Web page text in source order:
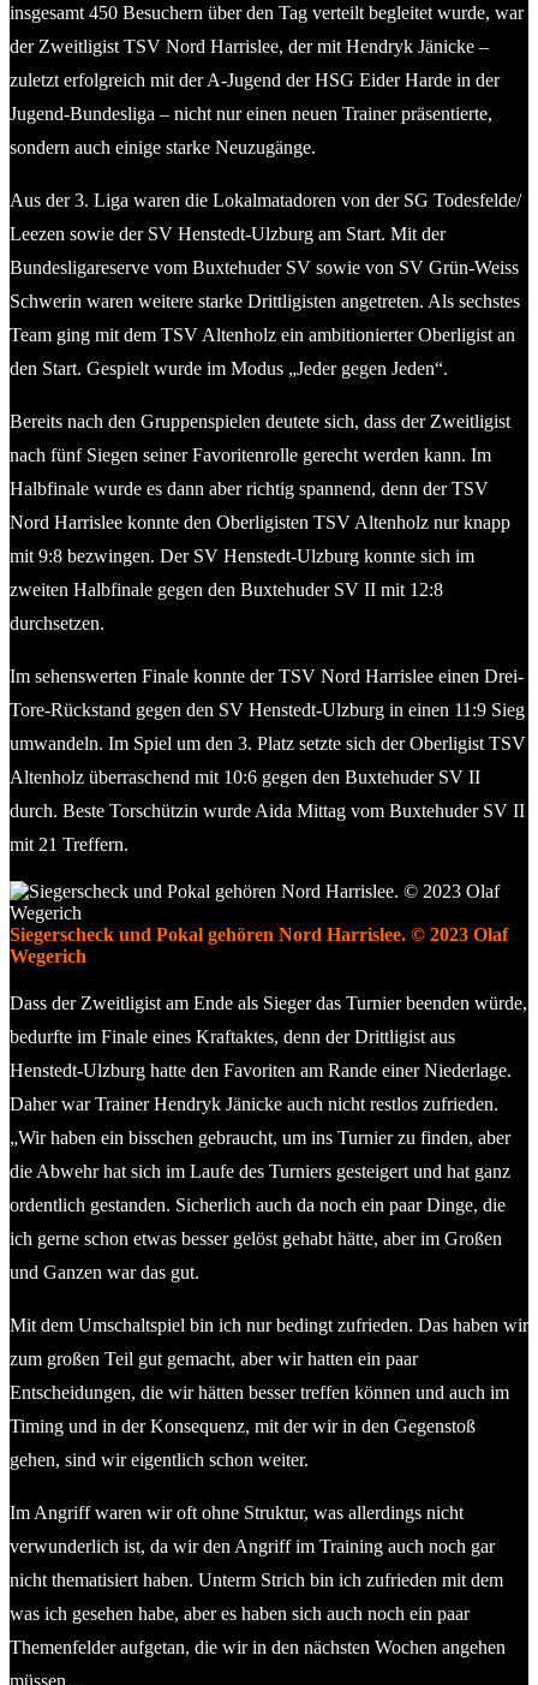
insgesamt 450 Besuchern über den Tag verteilt begleitet wurde, war
der Zweitligist TSV Nord Harrislee, der mit Hendryk Jänicke –
zuletzt erfolgreich mit der A-Jugend der HSG Eider Harde in der
Jugend-Bundesliga – nicht nur einen neuen Trainer präsentierte,
sondern auch einige starke Neuzugänge.
Aus der 3. Liga waren die Lokalmatadoren von der SG Todesfelde/
Leezen sowie der SV Henstedt-Ulzburg am Start. Mit der
Bundesligareserve vom Buxtehuder SV sowie von SV Grün-Weiss
Schwerin waren weitere starke Drittligisten angetreten. Als sechstes
Team ging mit dem TSV Altenholz ein ambitionierter Oberligist an
den Start. Gespielt wurde im Modus „Jeder gegen Jeden“.
Bereits nach den Gruppenspielen deutete sich, dass der Zweitligist
nach fünf Siegen seiner Favoritenrolle gerecht werden kann. Im
Halbfinale wurde es dann aber richtig spannend, denn der TSV
Nord Harrislee konnte den Oberligisten TSV Altenholz nur knapp
mit 9:8 bezwingen. Der SV Henstedt-Ulzburg konnte sich im
zweiten Halbfinale gegen den Buxtehuder SV II mit 12:8
durchsetzen.
Im sehenswerten Finale konnte der TSV Nord Harrislee einen Drei-
Tore-Rückstand gegen den SV Henstedt-Ulzburg in einen 11:9 Sieg
umwandeln. Im Spiel um den 3. Platz setzte sich der Oberligist TSV
Altenholz überraschend mit 10:6 gegen den Buxtehuder SV II
durch. Beste Torschützin wurde Aida Mittag vom Buxtehuder SV II
mit 21 Treffern.
Siegerscheck und Pokal gehören Nord Harrislee. © 2023 Olaf
Wegerich
Dass der Zweitligist am Ende als Sieger das Turnier beenden würde,
bedurfte im Finale eines Kraftaktes, denn der Drittligist aus
Henstedt-Ulzburg hatte den Favoriten am Rande einer Niederlage.
Daher war Trainer Hendryk Jänicke auch nicht restlos zufrieden.
„Wir haben ein bisschen gebraucht, um ins Turnier zu finden, aber
die Abwehr hat sich im Laufe des Turniers gesteigert und hat ganz
ordentlich gestanden. Sicherlich auch da noch ein paar Dinge, die
ich gerne schon etwas besser gelöst gehabt hätte, aber im Großen
und Ganzen war das gut.
Mit dem Umschaltspiel bin ich nur bedingt zufrieden. Das haben wir
zum großen Teil gut gemacht, aber wir hatten ein paar
Entscheidungen, die wir hätten besser treffen können und auch im
Timing und in der Konsequenz, mit der wir in den Gegenstoß
gehen, sind wir eigentlich schon weiter.
Im Angriff waren wir oft ohne Struktur, was allerdings nicht
verwunderlich ist, da wir den Angriff im Training auch noch gar
nicht thematisiert haben. Unterm Strich bin ich zufrieden mit dem
was ich gesehen habe, aber es haben sich auch noch ein paar
Themenfelder aufgetan, die wir in den nächsten Wochen angehen
müssen „.